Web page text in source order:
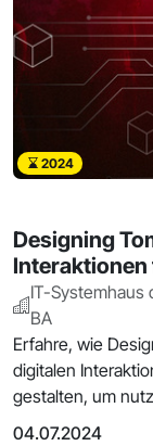
2024
Designing
Interaktionen
IT-Systemhaus
BA
Erfahre, wie
digitalen
gestalten, um
04.07.2024